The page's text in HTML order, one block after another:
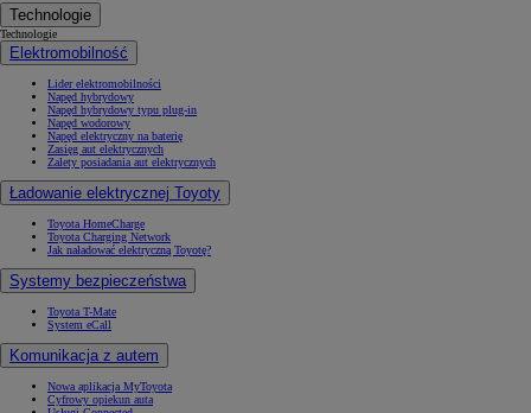
Technologie
Technologie
Elektromobilność
Lider elektromobilności
Napęd hybrydowy
Napęd hybrydowy typu plug-in
Napęd wodorowy
Napęd elektryczny na baterię
Zasięg aut elektrycznych
Zalety posiadania aut elektrycznych
Ładowanie elektrycznej Toyoty
Toyota HomeCharge
Toyota Charging Network
Jak naładować elektryczną Toyotę?
Systemy bezpieczeństwa
Toyota T-Mate
System eCall
Komunikacja z autem
Nowa aplikacja MyToyota
Cyfrowy opiekun auta